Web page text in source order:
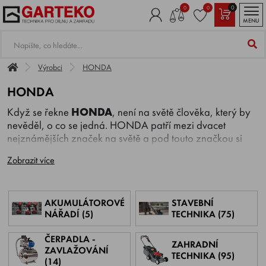
0 0
0
MENU
Výrobci HONDA
HONDA
Když se řekne HONDA, není na světě člověka, který by
nevěděl, o co se jedná. HONDA patří mezi dvacet
nejznámějších značek na světě a pod touto značkou si
patří k nejvíce inovativním firmám, využívajících
ohromné prostředky.
Málokdo ovšem zná HONDU i z jiných oblastí jako jsou
motorové stroje. Co si vlastně pod pojmem „motorový
stroj“ nebo „power equipment“ představit? Sortiment
motorových strojů HONDA začíná od elektrocentrál
různých provedení, velikostí i výkonů, výkonných
Zobrazit více
AKUMULÁTOROVÉ
NÁŘADÍ (5)
STAVEBNÍ
TECHNIKA (75)
ČERPADLA -
ZAVLAŽOVÁNÍ
(14)
ZAHRADNÍ
TECHNIKA (95)